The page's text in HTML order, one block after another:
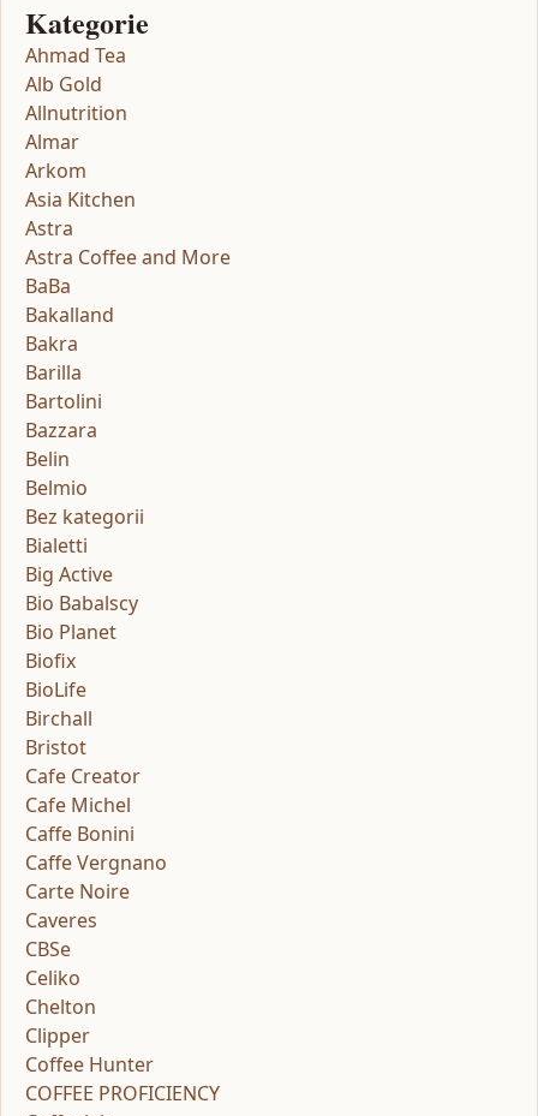
Kategorie
Ahmad Tea
Alb Gold
Allnutrition
Almar
Arkom
Asia Kitchen
Astra
Astra Coffee and More
BaBa
Bakalland
Bakra
Barilla
Bartolini
Bazzara
Belin
Belmio
Bez kategorii
Bialetti
Big Active
Bio Babalscy
Bio Planet
Biofix
BioLife
Birchall
Bristot
Cafe Creator
Cafe Michel
Caffe Bonini
Caffe Vergnano
Carte Noire
Caveres
CBSe
Celiko
Chelton
Clipper
Coffee Hunter
COFFEE PROFICIENCY